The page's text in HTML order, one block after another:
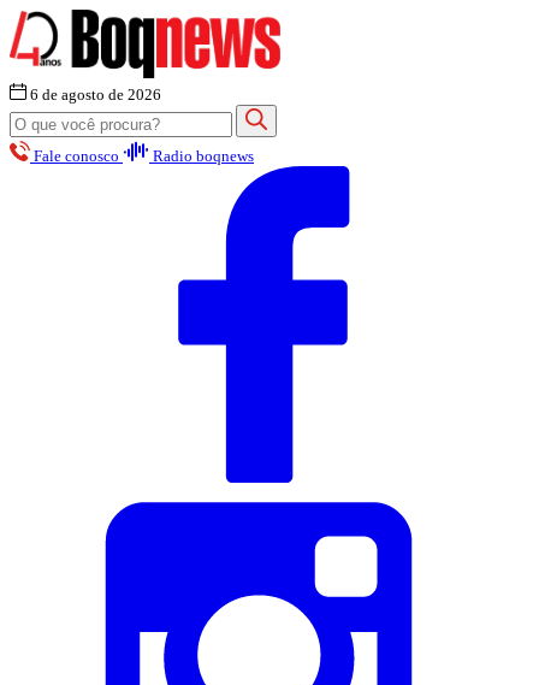
6 de agosto de 2026
Fale conosco Radio boqnews